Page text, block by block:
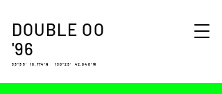
DOUBLE OO
'96
33°35′ 10.774″N 130°23′ 42.048″W